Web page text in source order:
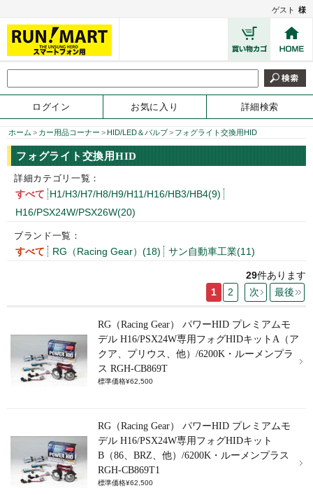
ゲスト 様
ログイン お気に入り 詳細検索
ホーム > カー用品コーナー >HID/LED＆バルブ> フォグライト交換用HID
フォグライト交換用HID
詳細カテゴリ一覧：
すべて H1/H3/H7/H8/H9/H11/H16/HB3/HB4(9)
H16/PSX24W/PSX26W(20)
ブランド一覧：
すべて RG（Racing Gear）(18) サン自動車工業(11)
29件あります
1
2 次 最後
RG（Racing Gear） パワーHID プレミアムモ
デル H16/PSX24W専用フォグHIDキットA（ア
クア、プリウス、他）/6200K・ルーメンプラ
ス RGH-CB869T
標準価格¥62,500
RG（Racing Gear） パワーHID プレミアムモ
デル H16/PSX24W専用フォグHIDキット
B（86、BRZ、他）/6200K・ルーメンプラス
RGH-CB869T1
標準価格¥62,500